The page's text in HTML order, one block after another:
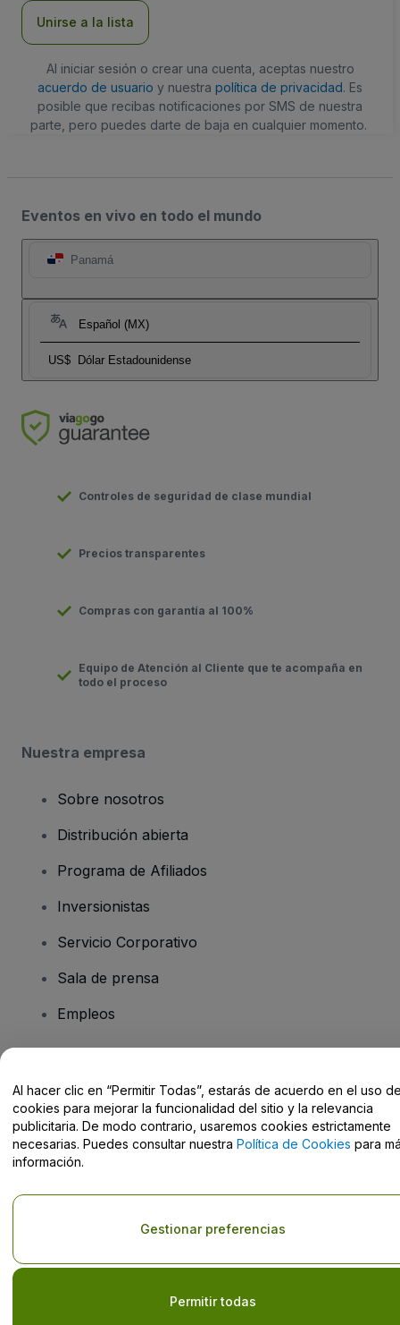
Unirse a la lista
Al iniciar sesión o crear una cuenta, aceptas nuestro
acuerdo de usuario y nuestra política de privacidad. Es
posible que recibas notificaciones por SMS de nuestra
parte, pero puedes darte de baja en cualquier momento.
Eventos en vivo en todo el mundo
Panamá
Español (MX)
US$ Dólar Estadounidense
Controles de seguridad de clase mundial
Precios transparentes
Compras con garantía al 100%
Equipo de Atención al Cliente que te acompaña en
todo el proceso
Nuestra empresa
Sobre nosotros
Distribución abierta
Programa de Afiliados
Inversionistas
Servicio Corporativo
Sala de prensa
Empleos
Centro de Ayuda / Contacto
Derechos reservados © viagogo GmbH 2026 Datos de la Empresa
El uso de este sitio web constituye la aceptación de los
y de laPolítica de Privacidad para Móviles
Al hacer clic en “Permitir Todas”, estarás de acuerdo en el uso
cookies para mejorar la funcionalidad del sitio y la relevancia
publicitaria. De modo contrario, usaremos cookies estrictamente
necesarias. Puedes consultar nuestra Política de Cookies para
información.
Permitir todas
Gestionar preferencias